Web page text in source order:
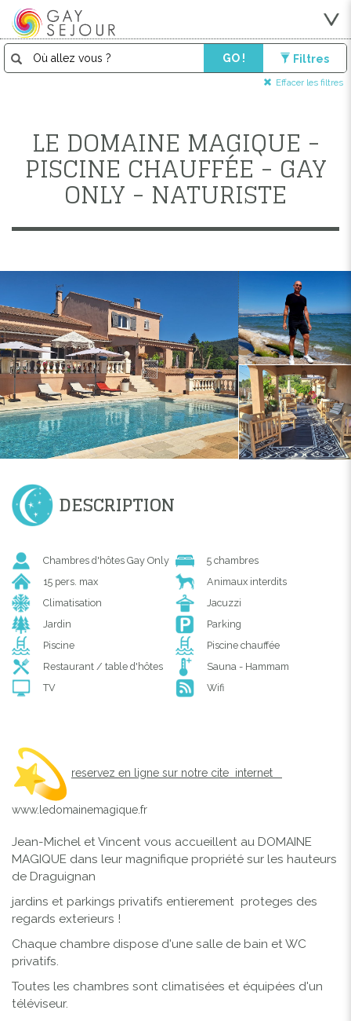
GO ! Filtres
Effacer les filtres
LE DOMAINE MAGIQUE -
PISCINE CHAUFFÉE - GAY
ONLY - NATURISTE
DESCRIPTION
Chambres d'hôtes Gay Only
5 chambres
15 pers. max
Animaux interdits
Climatisation
Jacuzzi
Jardin
Parking
Piscine
Piscine chauffée
Restaurant / table d'hôtes
Sauna - Hammam
TV
Wifi
reservez en ligne sur notre cite internet
www.ledomainemagique.fr
Jean-Michel et Vincent vous accueillent au DOMAINE
MAGIQUE dans leur magnifique propriété sur les hauteurs
de Draguignan
jardins et parkings privatifs entierement proteges des
regards exterieurs !
Chaque chambre dispose d'une salle de bain et WC
privatifs.
Toutes les chambres sont climatisées et équipées d'un
téléviseur.